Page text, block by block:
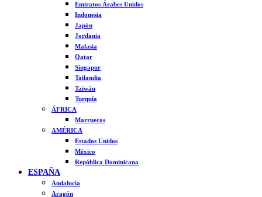
Emiratos Árabes Unidos
Indonesia
Japón
Jordania
Malasia
Qatar
Singapur
Tailandia
Taiwán
Turquía
ÁFRICA
Marruecos
AMÉRICA
Estados Unidos
México
República Dominicana
ESPAÑA
Andalucía
Aragón